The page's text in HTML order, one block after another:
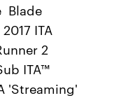
Blade
ITA
2
ITA™
'Streaming'